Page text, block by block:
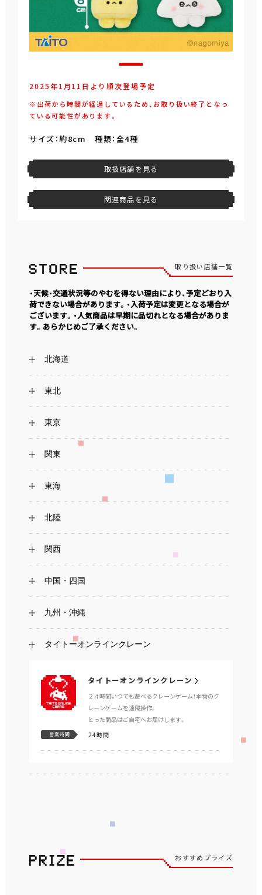
2025年1月11日より順次登場予定
※出荷から時間が経過しているため、お取り扱い終了となっ
ている可能性があります。
サイズ：約8cm 種類：全4種
取扱店舗を見る
関連商品を見る
取り扱い店舗一覧
・天候・交通状況等のやむを得ない理由により、予定どおり入
荷できない場合があります。・入荷予定は変更となる場合が
ございます。・人気商品は早期に品切れとなる場合がありま
す。あらかじめご了承ください。
北海道
東北
東京
関東
東海
北陸
関西
中国・四国
九州・沖縄
タイトーオンラインクレーン
タイトーオンラインクレーン
２４時間いつでも遊べるクレーンゲーム！本物のク
レーンゲームを遠隔操作。
とった商品はご自宅へお届けします。
営業時間 24時間
おすすめプライズ